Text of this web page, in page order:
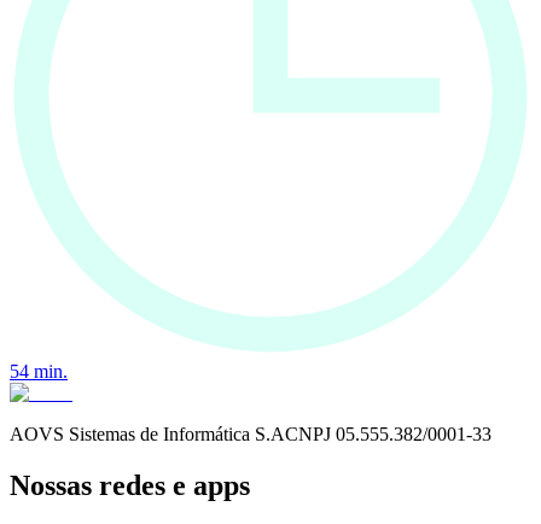
54 min.
AOVS Sistemas de Informática S.ACNPJ 05.555.382/0001-33
Nossas redes e apps